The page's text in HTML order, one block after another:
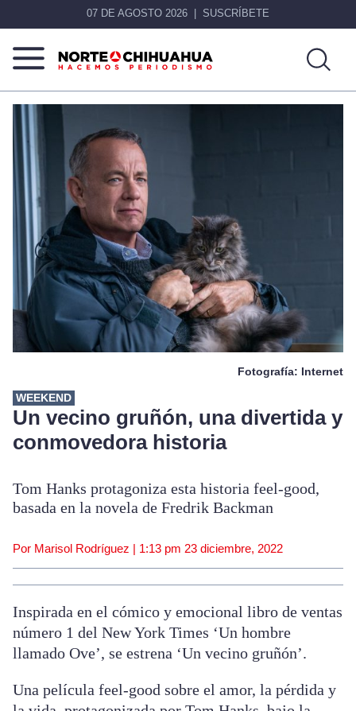
07 DE AGOSTO 2026 SUSCRÍBETE
Norte
Chihuahua
Más
noticias,
hacemos periodismo
Fotografía: Internet
WEEKEND
Un vecino gruñón, una divertida y
conmovedora historia
Tom Hanks protagoniza esta historia feel-good,
basada en la novela de Fredrik Backman
Por Marisol Rodríguez | 1:13 pm 23 diciembre, 2022
Inspirada en el cómico y emocional libro de ventas
número 1 del New York Times ‘Un hombre
llamado Ove’, se estrena ‘Un vecino gruñón’.
Una película feel-good sobre el amor, la pérdida y